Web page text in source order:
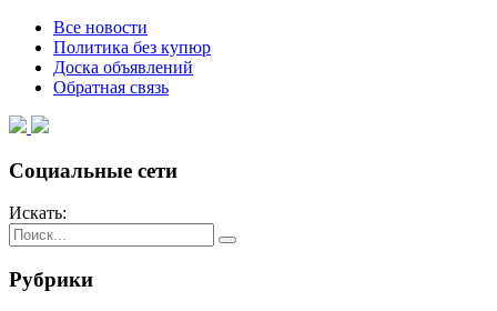
Все новости
Политика без купюр
Доска объявлений
Обратная связь
Социальные сети
Искать:
Рубрики